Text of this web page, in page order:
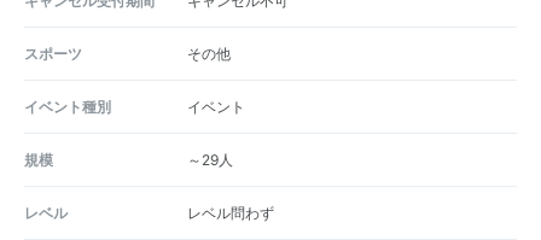
スポーツ その他
イベント種別 イベント
規模 ～29人
レベル レベル問わず